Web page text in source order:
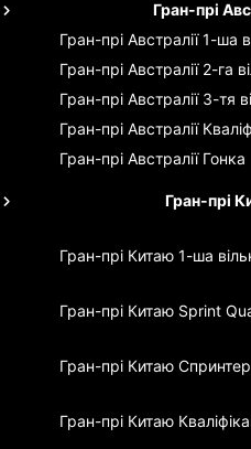
Гран-прі
Гран-прі Австралії 1-ша
Гран-прі Австралії 2-га
Гран-прі Австралії 3-тя
Гран-прі Австралії
Гран-прі Австралії Гонка
Гран-прі
Гран-прі Китаю 1-ша
Гран-прі Китаю Sprint
Гран-прі Китаю
Гран-прі Китаю